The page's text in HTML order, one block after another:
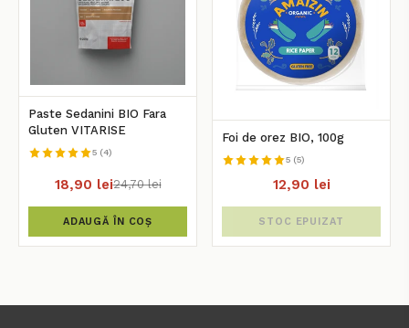
Paste Sedanini BIO Fara
Gluten VITARISE
5 (4)
18,90 lei24,70 lei
ADAUGĂ ÎN COȘ
Foi de orez BIO, 100g
5 (5)
12,90 lei
STOC EPUIZAT